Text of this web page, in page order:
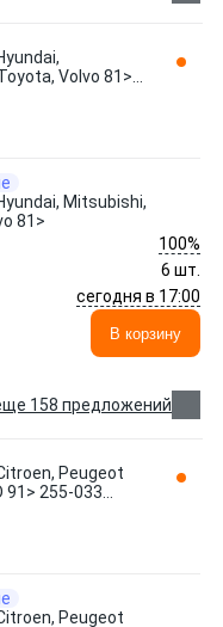
Volvo 81>
Mitsubishi,
81>
100%
6 шт.
сегодня в 17:00
В корзину
158 предложений
Peugeot
91> 255-033
Peugeot